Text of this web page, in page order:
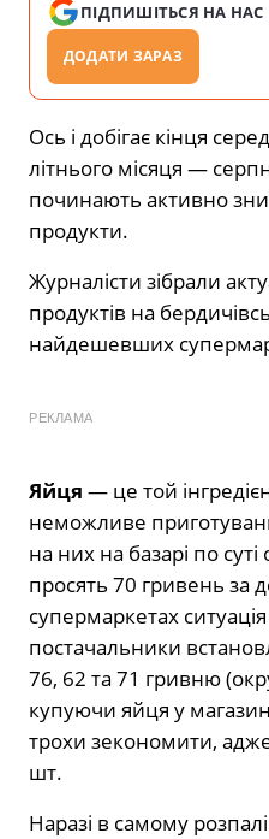
ПІДПИШІТЬСЯ НА НАС
ДОДАТИ ЗАРАЗ
Ось і добігає кінця
літнього місяця —
починають активно
продукти.
Журналісти зібрали
продуктів на
найдешевших
РЕКЛАМА
Яйця — це той
неможливе
на них на базарі по
просять 70 гривень за
супермаркетах
постачальники
76, 62 та 71 гривню
купуючи яйця у
трохи зекономити,
шт.
Наразі в самому